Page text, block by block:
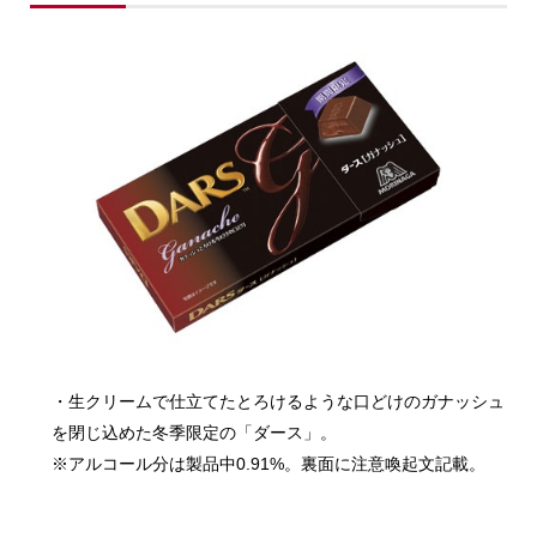
・生クリームで仕立てたとろけるような口どけのガナッシュ
を閉じ込めた冬季限定の「ダース」。
※アルコール分は製品中0.91%。裏面に注意喚起文記載。